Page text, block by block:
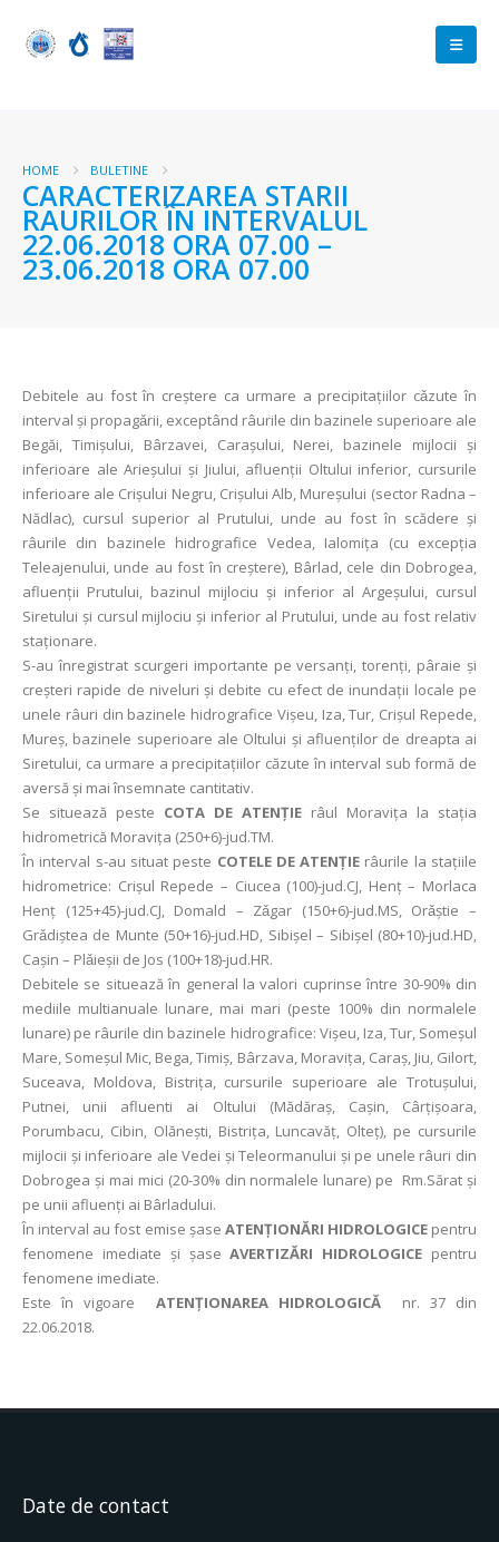
HOME BULETINE
CARACTERIZAREA STARII
RAURILOR ÎN INTERVALUL
22.06.2018 ORA 07.00 –
23.06.2018 ORA 07.00
Debitele au fost în creştere ca urmare a precipitaţiilor cǎzute în
interval şi propagǎrii, exceptând râurile din bazinele superioare ale
Begăi, Timișului, Bârzavei, Carașului, Nerei, bazinele mijlocii și
inferioare ale Arieșului și Jiului, afluenţii Oltului inferior, cursurile
inferioare ale Crișului Negru, Crișului Alb, Mureșului (sector Radna –
Nădlac), cursul superior al Prutului, unde au fost în scădere și
râurile din bazinele hidrografice Vedea, Ialomița (cu excepția
Teleajenului, unde au fost în creștere), Bârlad, cele din Dobrogea,
afluenții Prutului, bazinul mijlociu și inferior al Argeșului, cursul
Siretului și cursul mijlociu și inferior al Prutului, unde au fost relativ
staționare.
S-au înregistrat scurgeri importante pe versanţi, torenţi, pâraie şi
creşteri rapide de niveluri şi debite cu efect de inundaţii locale pe
unele râuri din bazinele hidrografice Vișeu, Iza, Tur, Crișul Repede,
Mureș, bazinele superioare ale Oltului și afluenților de dreapta ai
Siretului, ca urmare a precipitaţiilor căzute în interval sub formă de
aversă și mai însemnate cantitativ.
Se situează peste COTA DE ATENȚIE râul Moravița la stația
hidrometrică Moravița (250+6)-jud.TM.
În interval s-au situat peste COTELE DE ATENŢIE râurile la staţiile
hidrometrice: Crişul Repede – Ciucea (100)-jud.CJ, Henţ – Morlaca
Henţ (125+45)-jud.CJ, Domald – Zǎgar (150+6)-jud.MS, Orǎştie –
Grǎdiştea de Munte (50+16)-jud.HD, Sibişel – Sibişel (80+10)-jud.HD,
Caşin – Plǎieşii de Jos (100+18)-jud.HR.
Debitele se situează în general la valori cuprinse între 30-90% din
mediile multianuale lunare, mai mari (peste 100% din normalele
lunare) pe râurile din bazinele hidrografice: Vișeu, Iza, Tur, Someșul
Mare, Someșul Mic, Bega, Timiș, Bârzava, Moravița, Caraș, Jiu, Gilort,
Suceava, Moldova, Bistriţa, cursurile superioare ale Trotuşului,
Putnei, unii afluenti ai Oltului (Mădăraş, Caşin, Cârţişoara,
Porumbacu, Cibin, Olăneşti, Bistriţa, Luncavăţ, Olteţ), pe cursurile
mijlocii şi inferioare ale Vedei şi Teleormanului şi pe unele râuri din
Dobrogea şi mai mici (20-30% din normalele lunare) pe Rm.Sărat şi
pe unii afluenţi ai Bârladului.
În interval au fost emise şase ATENȚIONĂRI HIDROLOGICEpentru
fenomene imediate şi şaseAVERTIZĂRI HIDROLOGICE pentru
fenomene imediate.
Este în vigoare ATENȚIONAREA HIDROLOGICĂ
nr. 37 din
22.06.2018.
Date de contact